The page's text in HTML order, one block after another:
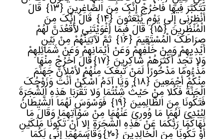
تَتَکَبَّرَ فِیهَا فَاخْرُجْ إِنَّکَ مِنَ الصَّاغِرِینَ ﴿١٣﴾ قَالَ
أَنْظِرْنِی إِلَى یَوْمِ یُبْعَثُونَ﴿١٤﴾ قَالَ إِنَّکَ مِنَ
الْمُنْظَرِینَ﴿١٥﴾ قَالَ فَبِمَا أَغْوَیْتَنِی لأقْعُدَنَّ لَهُمْ
صِرَاطَکَ الْمُسْتَقِیمَ﴿١٦﴾ ثُمَّ لآتِیَنَّهُمْ مِنْ بَیْنِ
أَیْدِیهِمْ وَمِنْ خَلْفِهِمْ وَعَنْ أَیْمَانِهِمْ وَعَنْ شَمَائِلِهِمْ
وَلا تَجِدُ أَکْثَرَهُمْ شَاکِرِینَ ﴿١٧﴾ قَالَ اخْرُجْ مِنْهَا
مَذْءُومًا مَدْحُورًا لَمَنْ تَبِعَکَ مِنْهُمْ لأمْلأنَّ جَهَنَّمَ
مِنْکُمْ أَجْمَعِینَ﴿١٨﴾ وَیَا آدَمُ اسْکُنْ أَنْتَ وَزَوْجُکَ
الْجَنَّةَ فَکُلا مِنْ حَیْثُ شِئْتُمَا وَلا تَقْرَبَا هَذِهِ الشَّجَرَةَ
فَتَکُونَا مِنَ الظَّالِمِینَ ﴿١٩﴾ فَوَسْوَسَ لَهُمَا الشَّیْطَانُ
لِیُبْدِیَ لَهُمَا مَا وُورِیَ عَنْهُمَا مِنْ سَوْآتِهِمَا وَقَالَ مَا
نَهَاکُمَا رَبُّکُمَا عَنْ هَذِهِ الشَّجَرَةِ إِلا أَنْ تَکُونَا مَلَکَیْنِ
أَوْ تَکُونَا مِنَ الْخَالِدِینَ ﴿٢٠﴾ وَقَاسَمَهُمَا إِنِّی لَکُمَا